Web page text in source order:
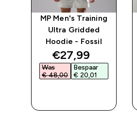
MP Men's Training
Ultra Gridded
Hoodie - Fossil
discounted price
€27,99‎
Was
€ 48,00‎
Bespaar
€ 20,01‎